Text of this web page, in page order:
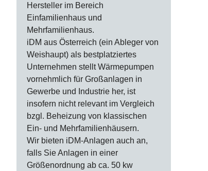
Hersteller im Bereich
Einfamilienhaus und
Mehrfamilienhaus.
iDM aus Österreich (ein Ableger von
Weishaupt) als bestplatziertes
Unternehmen stellt Wärmepumpen
vornehmlich für Großanlagen in
Gewerbe und Industrie her, ist
insofern nicht relevant im Vergleich
bzgl. Beheizung von klassischen
Ein- und Mehrfamilienhäusern.
Wir bieten iDM-Anlagen auch an,
falls Sie Anlagen in einer
Größenordnung ab ca. 50 kw